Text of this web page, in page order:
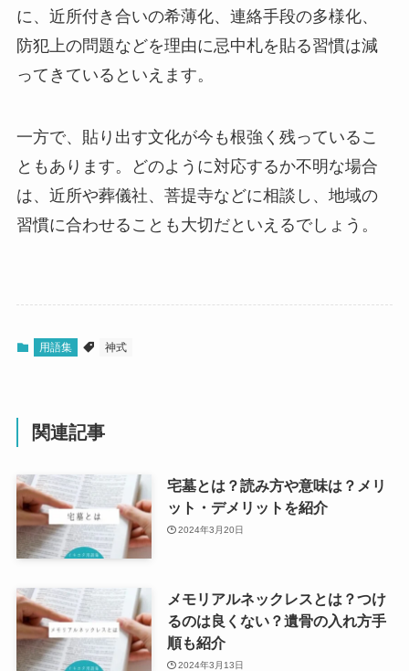
に、近所付き合いの希薄化、連絡手段の多様化、
防犯上の問題などを理由に忌中札を貼る習慣は減
ってきているといえます。
一方で、貼り出す文化が今も根強く残っているこ
ともあります。どのように対応するか不明な場合
は、近所や葬儀社、菩提寺などに相談し、地域の
習慣に合わせることも大切だといえるでしょう。
用語集 神式
関連記事
宅墓とは？読み方や意味は？メリ
ット・デメリットを紹介
2024年3月20日
メモリアルネックレスとは？つけ
るのは良くない？遺骨の入れ方手
順も紹介
2024年3月13日